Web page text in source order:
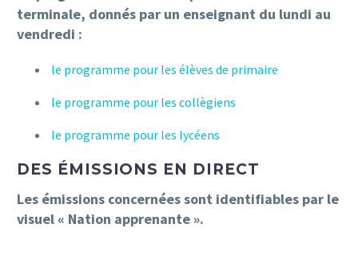
terminale, donnés par un enseignant du lundi au
vendredi :
le programme pour les élèves de primaire
le programme pour les collègiens
le programme pour les lycéens
DES ÉMISSIONS EN DIRECT
Les émissions concernées sont identifiables par le
visuel « Nation apprenante ».